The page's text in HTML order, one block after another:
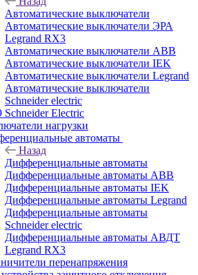
Автоматические выключатели
Автоматические выключатели ЭРА
Legrand RX3
Автоматические выключатели ABB
Автоматические выключатели IEK
Автоматические выключатели Legrand
Автоматические выключатели
Schneider electric
Schneider Electric
нагрузки
автоматы
Назад
Дифференциальные автоматы
Дифференциальные автоматы ABB
Дифференциальные автоматы IEK
Дифференциальные автоматы Legrand
Дифференциальные автоматы
Schneider electric
Дифференциальные автоматы АВДТ
Legrand RX3
перенапряжения